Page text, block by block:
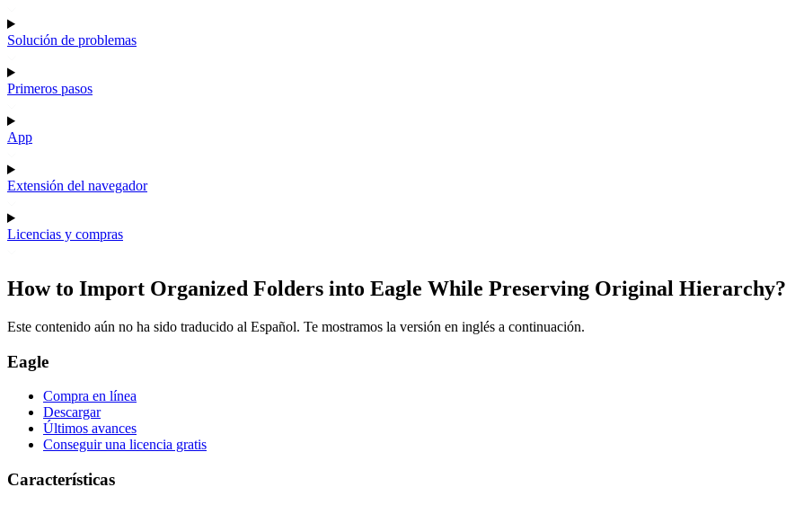
Solución de problemas
Primeros pasos
App
Extensión del navegador
Licencias y compras
How to Import Organized Folders into Eagle While Preserving Original Hierarchy?
Este contenido aún no ha sido traducido al Español. Te mostramos la versión en inglés a continuación.
Eagle
Compra en línea
Descargar
Últimos avances
Conseguir una licencia gratis
Características